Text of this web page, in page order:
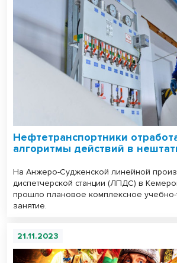
Нефтетранспортники
алгоритмы действий в
На Анжеро-Судженской линейной
диспетчерской станции (ЛПДС) в
прошло плановое комплексное
занятие.
21.11.2023